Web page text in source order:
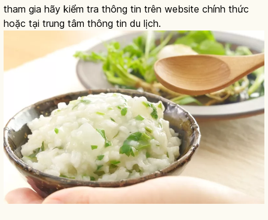
tham gia hãy kiểm tra thông tin trên website chính thức
hoặc tại trung tâm thông tin du lịch.